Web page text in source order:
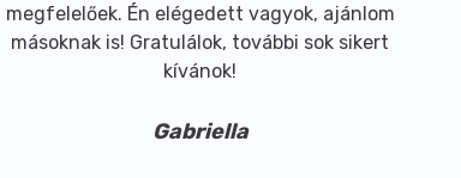
megfelelőek. Én elégedett vagyok, ajánlom
másoknak is! Gratulálok, további sok sikert
kívánok!
Gabriella